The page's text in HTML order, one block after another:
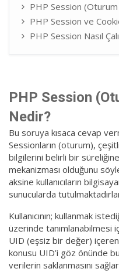
PHP Session
PHP Session ve
PHP Session Nasıl
PHP Session
Nedir?
Bu soruya kısaca cevap
Sessionların (oturum),
bilgilerini belirli bir
mekanizması olduğunu
aksine kullanıcıların
sunucularda
Kullanıcının; kullanmak
üzerinde tanımlanabilmesi
UID (eşsiz bir değer)
konusu UID’i göz önünde
verilerin saklanmasını